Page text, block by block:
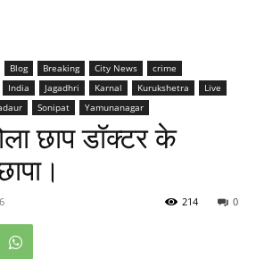
Blog Breaking City News
crime
India Jagadhri Karnal Kurukshetra
Live
Sonipat Yamunanagar
छाप डॉक्टर के
0
214